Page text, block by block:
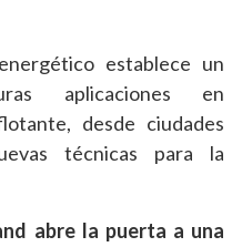
establece un
aplicaciones en
desde ciudades
técnicas para la
abre la puerta a una